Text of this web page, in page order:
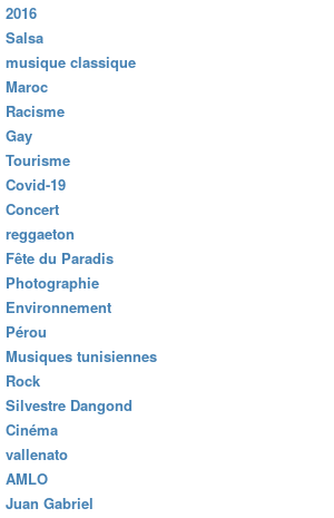
2016
Salsa
musique classique
Maroc
Racisme
Gay
Tourisme
Covid-19
Concert
reggaeton
Fête du Paradis
Photographie
Environnement
Pérou
Musiques tunisiennes
Rock
Silvestre Dangond
Cinéma
vallenato
AMLO
Juan Gabriel